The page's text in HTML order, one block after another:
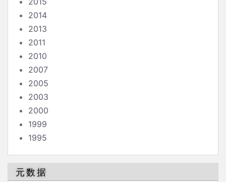
2014
2013
2011
2010
2007
2005
2003
2000
1999
1995
元数据